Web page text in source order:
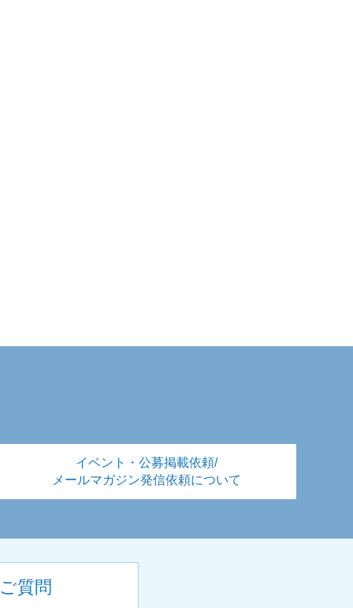
イベント・公募掲載依頼/
メールマガジン発信依頼について
質問